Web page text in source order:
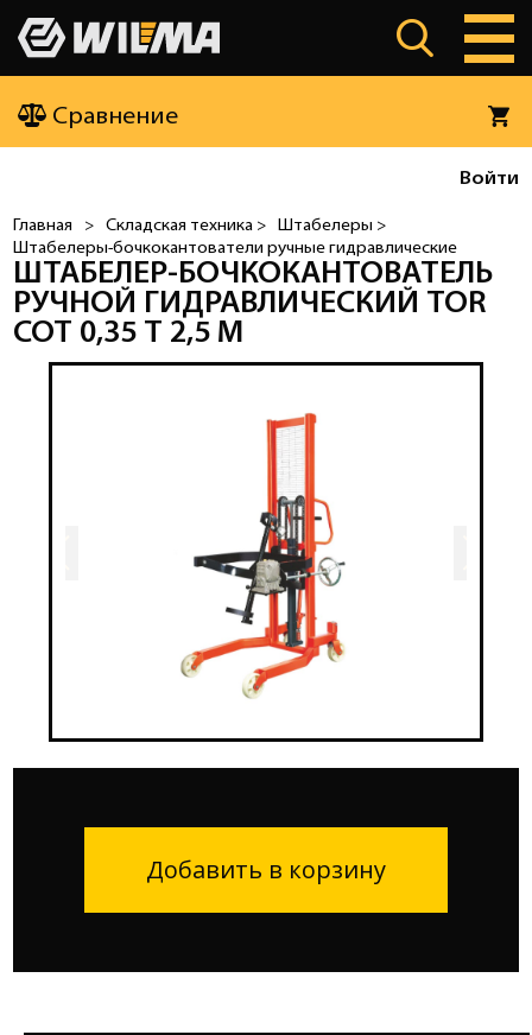
Сравнение
Войти
Главная > Складская техника >
Штабелеры >
Штабелеры-бочкокантователи ручные гидравлические
ШТАБЕЛЕР-БОЧКОКАНТОВАТЕЛЬ
РУЧНОЙ ГИДРАВЛИЧЕСКИЙ TOR
COT 0,35 Т 2,5 М
Добавить в корзину